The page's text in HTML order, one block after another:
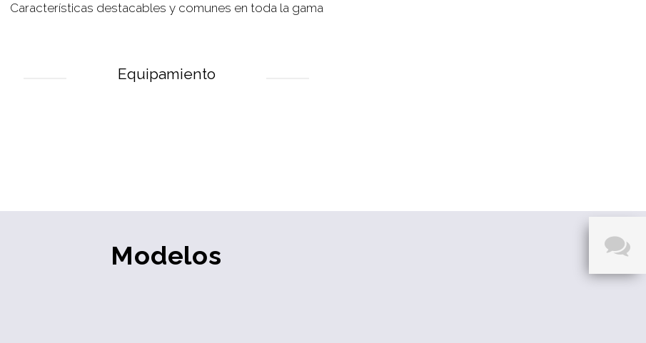
Características destacables y comunes en toda la gama
Equipamiento
Modelos